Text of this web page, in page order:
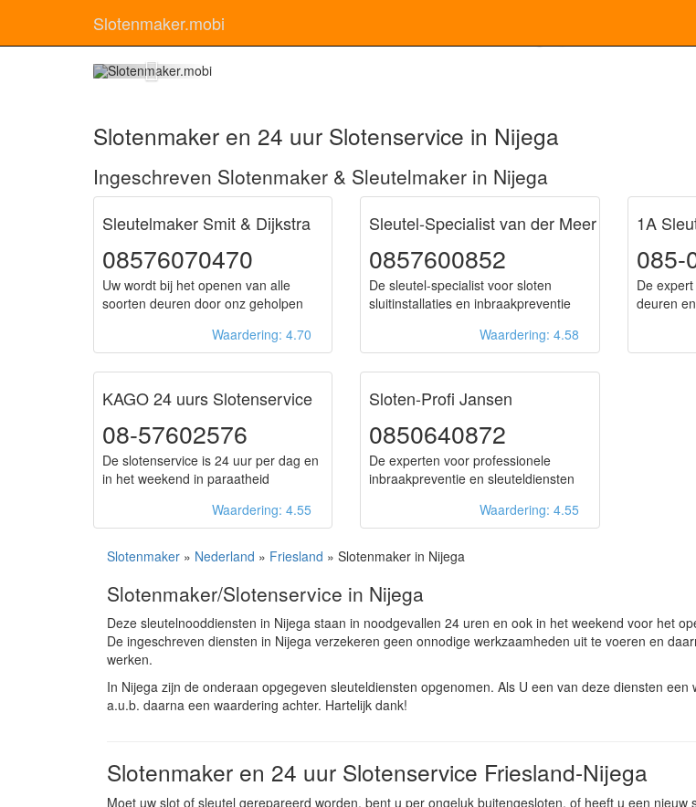
Slotenmaker.mobi
Slotenmaker en 24 uur Slotenservice in Nijega
Ingeschreven Slotenmaker & Sleutelmaker in Nijega
Sleutelmaker Smit & Dijkstra
08576070470
Uw wordt bij het openen van alle
soorten deuren door onz geholpen
Waardering: 4.70
Sleutel-Specialist van der Meer
0857600852
De sleutel-specialist voor sloten
sluitinstallaties en inbraakpreventie
Waardering: 4.58
1A
085-
De
deuren
KAGO 24 uurs Slotenservice
08-57602576
De slotenservice is 24 uur per dag en
in het weekend in paraatheid
Waardering: 4.55
Sloten-Profi Jansen
0850640872
De experten voor professionele
inbraakpreventie en sleuteldiensten
Waardering: 4.55
Slotenmaker » Nederland » Friesland » Slotenmaker in Nijega
Slotenmaker/Slotenservice in Nijega
Deze sleutelnooddiensten in Nijega staan in noodgevallen 24 uren en ook in het weekend voor het
De ingeschreven diensten in Nijega verzekeren geen onnodige werkzaamheden uit te voeren en
werken.
In Nijega zijn de onderaan opgegeven sleuteldiensten opgenomen. Als U een van deze diensten een
a.u.b. daarna een waardering achter. Hartelijk dank!
Slotenmaker en 24 uur Slotenservice Friesland-Nijega
Moet uw slot of sleutel gerepareerd worden, bent u per ongeluk buitengesloten, of heeft u een nieuw